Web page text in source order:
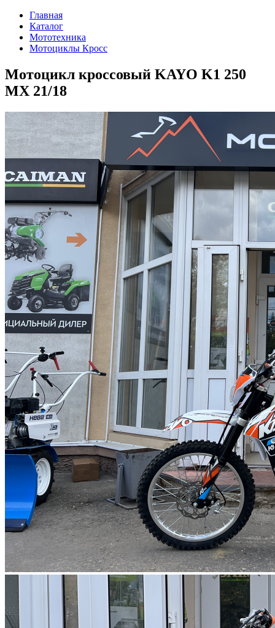
Главная
Каталог
Мототехника
Мотоциклы Кросс
Мотоцикл кроссовый KAYO K1 250
MX 21/18